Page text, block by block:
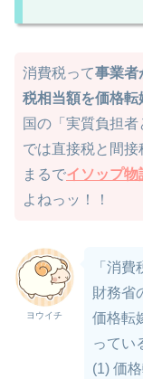
消費税って事業者
税相当額を価格転
国の「実質負担
では直接税と間接
まるでイソップ物
よねっッ！！
ヨウイチ
「消
財務省
価格転
ってい
(1) 価